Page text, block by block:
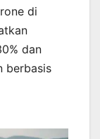
di
dan
berbasis